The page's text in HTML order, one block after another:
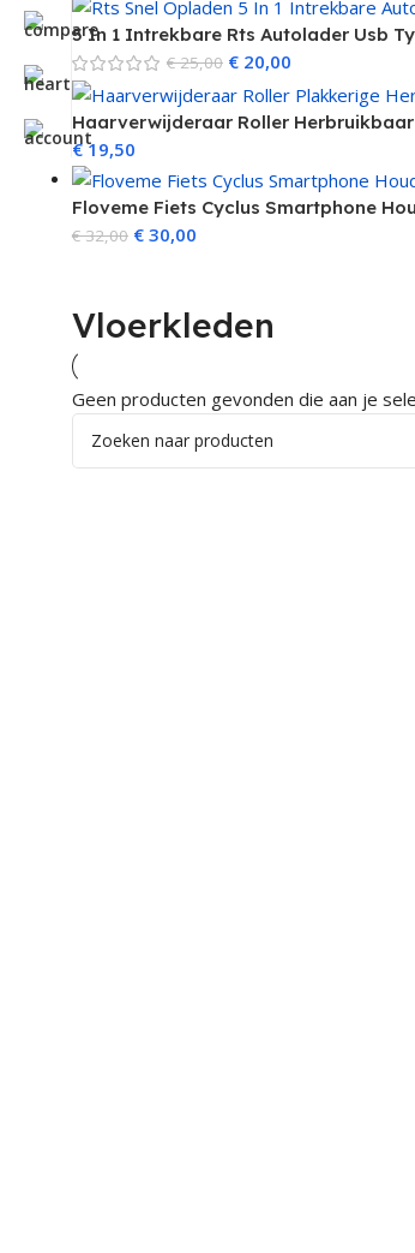
5 In 1 Intrekbare Rts Autolader Usb
€25,00 € 20,00
Haarverwijderaar Roller
€19,50
Floveme Fiets Cyclus Smartphone
€32,00 € 30,00
Vloerkleden
Geen producten gevonden die aan je